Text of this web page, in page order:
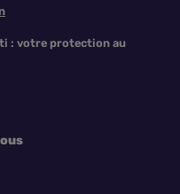
: votre protection au